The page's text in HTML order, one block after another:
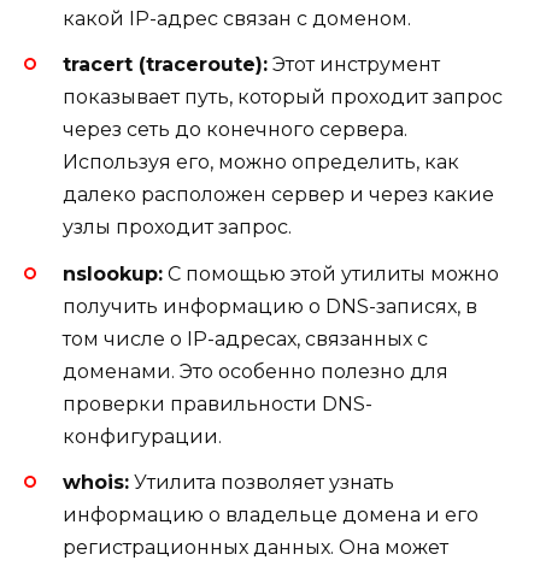
какой IP-адрес связан с доменом.
tracert (traceroute): Этот инструмент
показывает путь, который проходит запрос
через сеть до конечного сервера.
Используя его, можно определить, как
далеко расположен сервер и через какие
узлы проходит запрос.
nslookup: С помощью этой утилиты можно
получить информацию о DNS-записях, в
том числе о IP-адресах, связанных с
доменами. Это особенно полезно для
проверки правильности DNS-
конфигурации.
whois: Утилита позволяет узнать
информацию о владельце домена и его
регистрационных данных. Она может